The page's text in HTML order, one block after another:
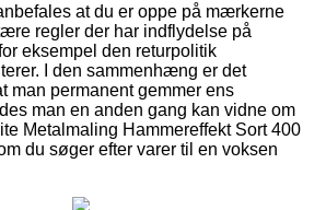
at du er oppe på mærkerne
regler der har indflydelse på
eksempel den returpolitik
I den sammenhæng er det
man permanent gemmer ens
man en anden gang kan vidne om
Metalmaling Hammereffekt Sort 400
du søger efter varer til en voksen